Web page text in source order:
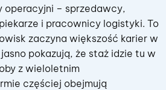
– sprzedawcy,
i pracownicy logistyki. To
zaczyna większość karier w
pokazują, że staż idzie tu w
z wieloletnim
częściej obejmują